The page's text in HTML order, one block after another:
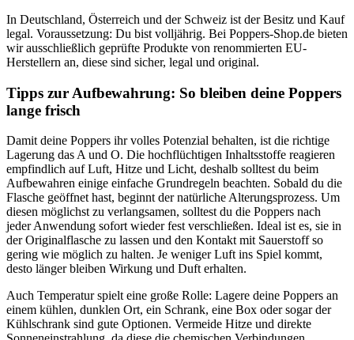
In Deutschland, Österreich und der Schweiz ist der Besitz und Kauf
legal. Voraussetzung: Du bist volljährig. Bei Poppers-Shop.de bieten
wir ausschließlich geprüfte Produkte von renommierten EU-
Herstellern an, diese sind sicher, legal und original.
Tipps zur Aufbewahrung: So bleiben deine Poppers
lange frisch
Damit deine Poppers ihr volles Potenzial behalten, ist die richtige
Lagerung das A und O. Die hochflüchtigen Inhaltsstoffe reagieren
empfindlich auf Luft, Hitze und Licht, deshalb solltest du beim
Aufbewahren einige einfache Grundregeln beachten. Sobald du die
Flasche geöffnet hast, beginnt der natürliche Alterungsprozess. Um
diesen möglichst zu verlangsamen, solltest du die Poppers nach
jeder Anwendung sofort wieder fest verschließen. Ideal ist es, sie in
der Originalflasche zu lassen und den Kontakt mit Sauerstoff so
gering wie möglich zu halten. Je weniger Luft ins Spiel kommt,
desto länger bleiben Wirkung und Duft erhalten.
Auch Temperatur spielt eine große Rolle: Lagere deine Poppers an
einem kühlen, dunklen Ort, ein Schrank, eine Box oder sogar der
Kühlschrank sind gute Optionen. Vermeide Hitze und direkte